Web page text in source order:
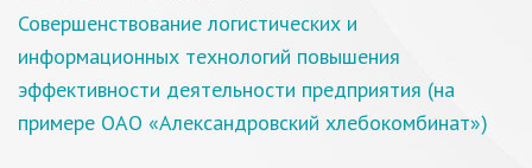
Совершенствование логистических и
информационных технологий повышения
эффективности деятельности предприятия (на
примере ОАО «Александровский хлебокомбинат»)